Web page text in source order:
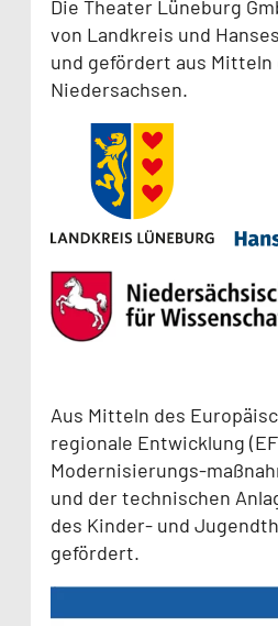
Die Theater Lüneburg
von Landkreis und
und gefördert aus Mitteln
Niedersachsen.
Aus Mitteln des
regionale Entwicklung
Modernisierungs-
und der technischen
des Kinder- und
gefördert.